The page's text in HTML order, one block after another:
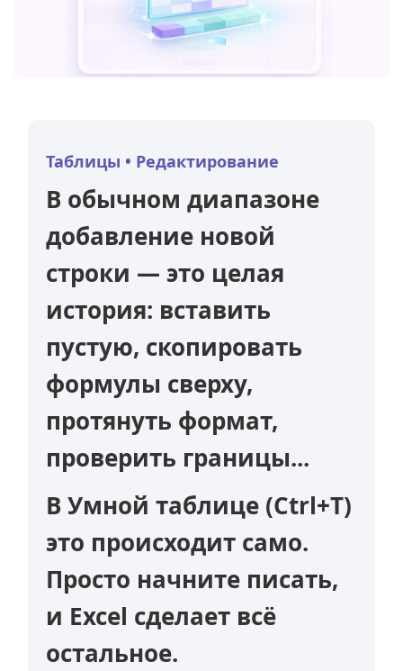
Таблицы • Редактирование
В обычном диапазоне
добавление новой
строки — это целая
история: вставить
пустую, скопировать
формулы сверху,
протянуть формат,
проверить границы...
В Умной таблице (Ctrl+T)
это происходит само.
Просто начните писать,
и Excel сделает всё
остальное.